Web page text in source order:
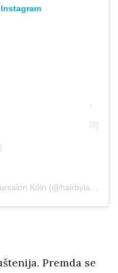
A post shared by Hairbylars - Friseursalon Köln (@hairbylars_cologne)
Premda se